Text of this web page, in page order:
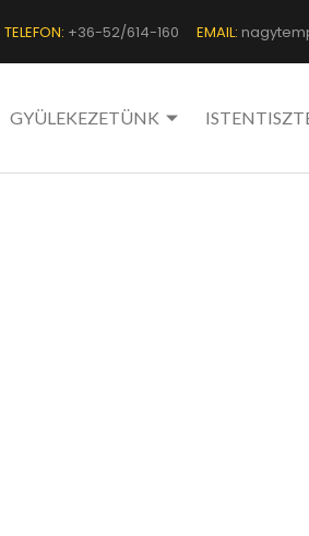
TELEFON: +36-52/614-160 EMAIL:
GYÜLEKEZETÜNK